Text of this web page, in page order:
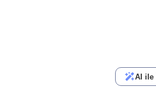
AI ile